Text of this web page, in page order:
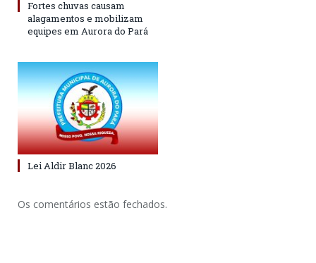
Fortes chuvas causam
alagamentos e mobilizam
equipes em Aurora do Pará
Lei Aldir Blanc 2026
Os comentários estão fechados.